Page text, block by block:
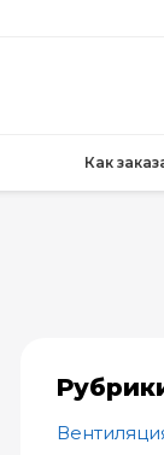
Как